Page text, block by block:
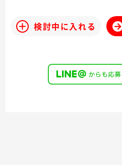
検討中に入れる